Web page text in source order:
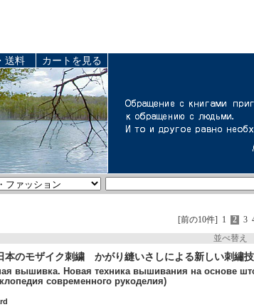
送料 カートを見る
[前の10件] 1 2 3
並べ替
のモザイク刺繍 かがり縫いさしによる新しい刺繡技
вышивка. Новая техника вышивания на основе
современного рукоделия)